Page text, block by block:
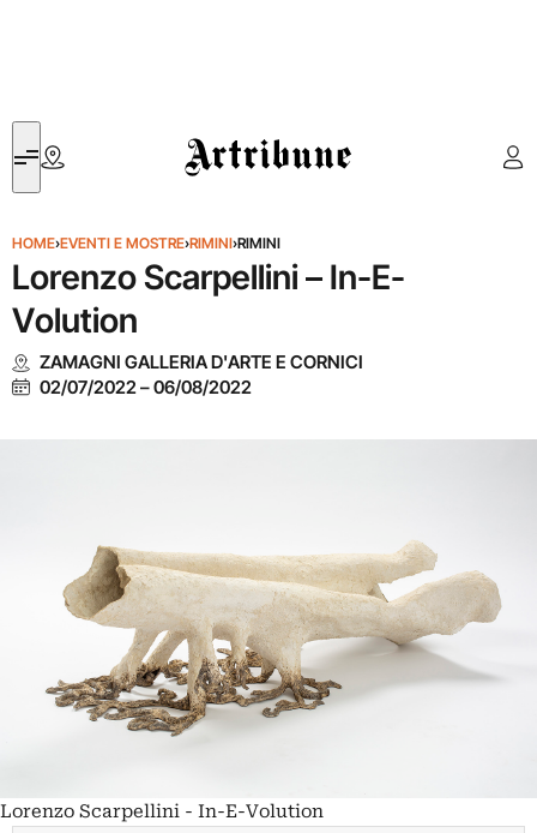
Artribune
HOME›EVENTI E MOSTRE›RIMINI›RIMINI
Lorenzo Scarpellini – In-E-
Volution
ZAMAGNI GALLERIA D'ARTE E CORNICI
02/07/2022–06/08/2022
Lorenzo Scarpellini - In-E-Volution